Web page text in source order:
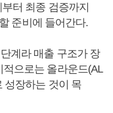
터 최종 검증까지
준비에 들어간다.
계라 매출 구조가 장
적으로는 올라운드(AL
성장하는 것이 목